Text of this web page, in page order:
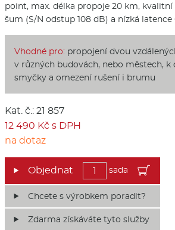
point, max. délka propoje 20 km,
šum (S/N odstup 108 dB) a nízká latence
Vhodné pro: propojení dvou
v různých budovách, nebo městech, k
smyčky a omezení rušení i brumu
Kat. č.: 21 857
12 490 Kč s DPH
na dotaz
sada
Chcete s výrobkem poradit?
Zdarma získáváte tyto služby